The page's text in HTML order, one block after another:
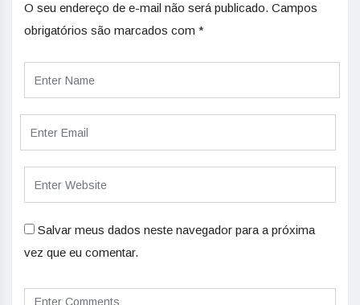
O seu endereço de e-mail não será publicado. Campos
obrigatórios são marcados com *
Salvar meus dados neste navegador para a próxima
vez que eu comentar.